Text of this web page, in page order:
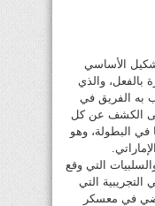
الأساسي
بالفعل، والذي
به الفريق في
لا يخشى الكشف عن كل
في البطولة، وهو
التي وقع
التجريبية التي
الماضي في معسكر